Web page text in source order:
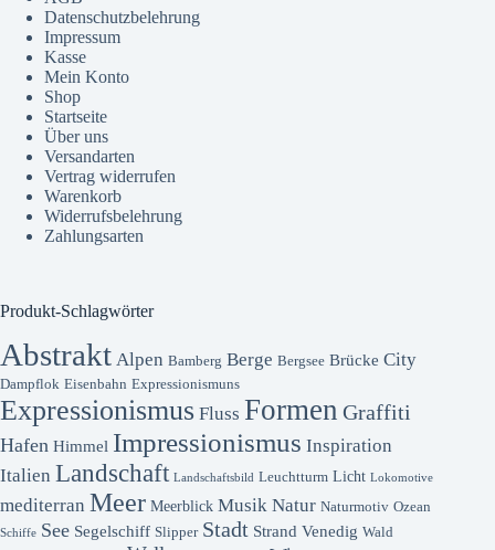
Datenschutzbelehrung
Impressum
Kasse
Mein Konto
Shop
Startseite
Über uns
Versandarten
Vertrag widerrufen
Warenkorb
Widerrufsbelehrung
Zahlungsarten
Produkt-Schlagwörter
Abstrakt Alpen Bamberg Berge Bergsee Brücke City
Dampflok Eisenbahn Expressionismuns
Expressionismus Fluss Formen Graffiti
Hafen Himmel Impressionismus Inspiration
Italien Landschaft Landschaftsbild Leuchtturm Licht Lokomotive
mediterran Meer Meerblick Musik Natur Naturmotiv Ozean
Schiffe See Segelschiff Slipper Stadt Strand Venedig Wald